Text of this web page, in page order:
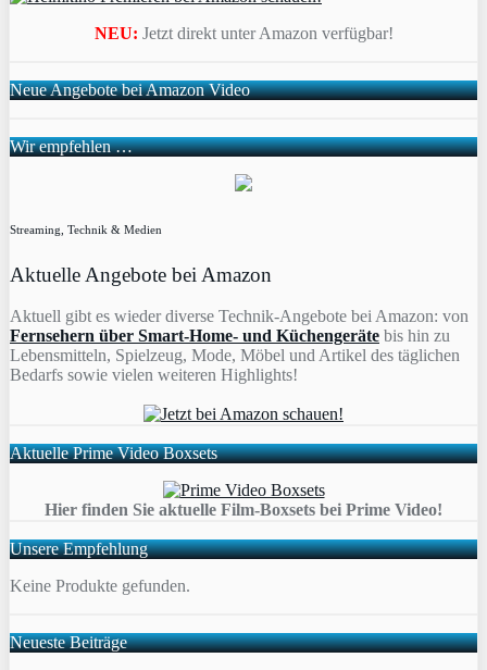
NEU: Jetzt direkt unter Amazon verfügbar!
Neue Angebote bei Amazon Video
Wir empfehlen …
Streaming, Technik & Medien
Aktuelle Angebote bei Amazon
Aktuell gibt es wieder diverse Technik-Angebote bei Amazon: von
Fernsehern über Smart-Home- und Küchengeräte bis hin zu
Lebensmitteln, Spielzeug, Mode, Möbel und Artikel des täglichen
Bedarfs sowie vielen weiteren Highlights!
Aktuelle Prime Video Boxsets
Hier finden Sie aktuelle Film-Boxsets bei Prime Video!
Unsere Empfehlung
Keine Produkte gefunden.
Neueste Beiträge